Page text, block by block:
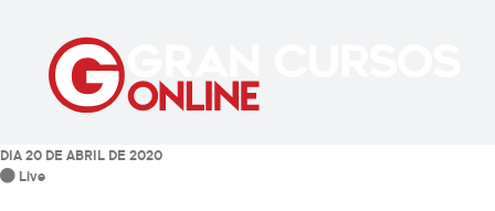
DIA 20 DE ABRIL DE 2020
Live